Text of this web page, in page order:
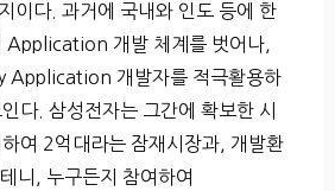
이다. 과거에 국내와 인도 등에 한
Application 개발 체계를 벗어나,
Application 개발자를 적극활용하
다. 삼성전자는 그간에 확보한 시
여 2억대라는 잠재시장과, 개발환
니, 누구든지 참여하여